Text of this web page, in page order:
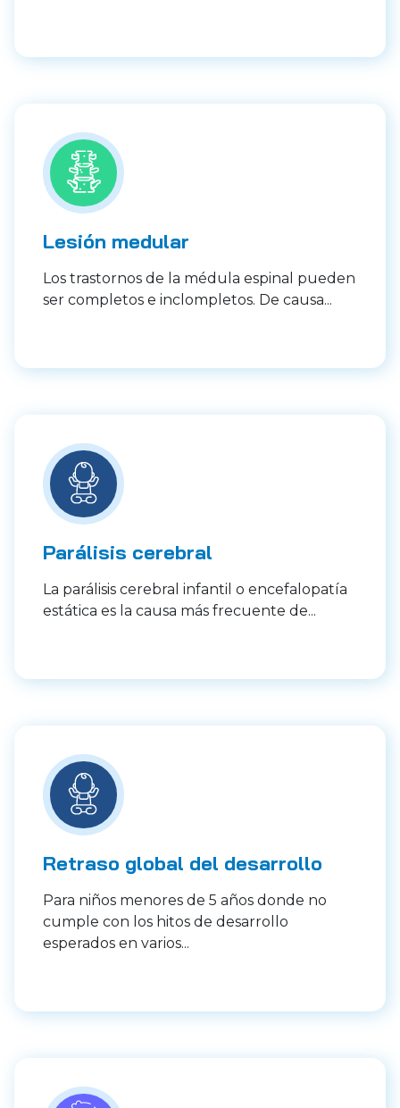
Lesión medular
Los trastornos de la médula espinal pueden
ser completos e inclompletos. De causa...
Parálisis cerebral
La parálisis cerebral infantil o encefalopatía
estática es la causa más frecuente de...
Retraso global del desarrollo
Para niños menores de 5 años donde no
cumple con los hitos de desarrollo
esperados en varios...